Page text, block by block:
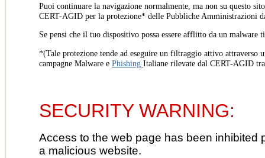
Puoi continuare la navigazione normalmente, ma non su questo
CERT-AGID per la protezione* delle Pubbliche Amministrazioni
Se pensi che il tuo dispositivo possa essere afflitto da un
*(Tale protezione tende ad eseguire un filtraggio attivo
campagne Malware e Phishing Italiane rilevate dal CERT-AGID
SECURITY WARNING:
Access to the web page has been
a malicious website.